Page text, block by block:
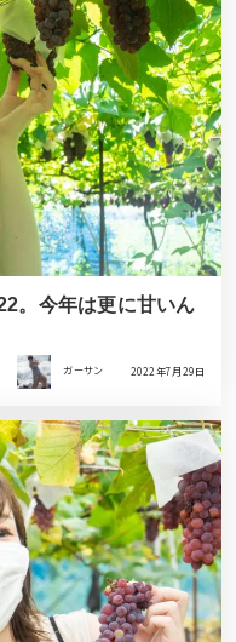
。今年は更に甘いん
ガーサン 2022年7月29日